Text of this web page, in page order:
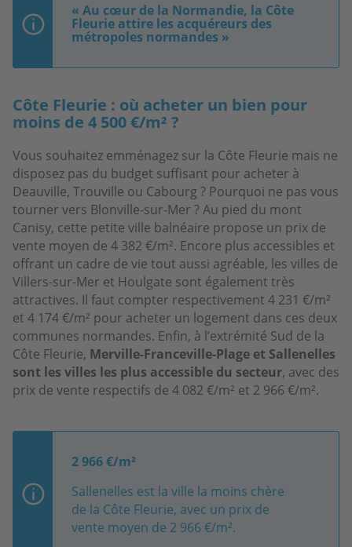
« Au cœur de la Normandie, la Côte
Fleurie attire les acquéreurs des
métropoles normandes »
Côte Fleurie : où acheter un bien pour
moins de 4 500 €/m² ?
Vous souhaitez emménagez sur la Côte Fleurie mais ne
disposez pas du budget suffisant pour acheter à
Deauville, Trouville ou Cabourg ? Pourquoi ne pas vous
tourner vers Blonville-sur-Mer ? Au pied du mont
Canisy, cette petite ville balnéaire propose un prix de
vente moyen de 4 382 €/m². Encore plus accessibles et
offrant un cadre de vie tout aussi agréable, les villes de
Villers-sur-Mer et Houlgate sont également très
attractives. Il faut compter respectivement 4 231 €/m²
et 4 174 €/m² pour acheter un logement dans ces deux
communes normandes. Enfin, à l’extrémité Sud de la
Côte Fleurie, Merville-Franceville-Plage et Sallenelles
sont les villes les plus accessible du secteur, avec des
prix de vente respectifs de 4 082 €/m² et 2 966 €/m².
2 966 €/m²
Sallenelles est la ville la moins chère
de la Côte Fleurie, avec un prix de
vente moyen de 2 966 €/m².